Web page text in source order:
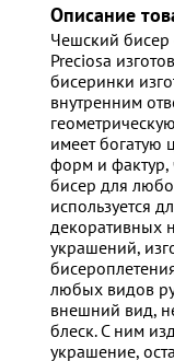
Описание
Чешский бисер
Preciosa
бисеринки
внутренним
имеет богатую
форм и фактур,
бисер для
используется
декоративных
украшений,
любых видов
внешний вид,
блеск. С ним
украшение,